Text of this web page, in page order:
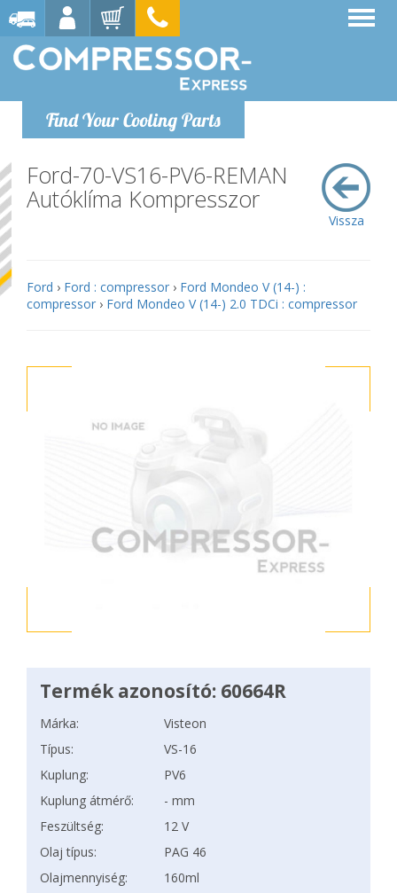
Find Your Cooling Parts
Vissza
Ford-70-VS16-PV6-REMAN
Autóklíma Kompresszor
Ford › Ford : compressor › Ford Mondeo V (14-) :
compressor › Ford Mondeo V (14-) 2.0 TDCi : compressor
Termék azonosító: 60664R
Márka:
Visteon
Típus:
VS-16
Kuplung:
PV6
Kuplung átmérő:
- mm
Feszültség:
12 V
Olaj típus:
PAG 46
Olajmennyiség:
160ml